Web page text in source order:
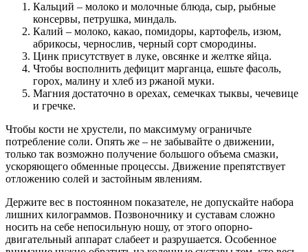
Кальций – молоко и молочные блюда, сыр, рыбные
консервы, петрушка, миндаль.
Калий – молоко, какао, помидоры, картофель, изюм,
абрикосы, чернослив, черный сорт смородины.
Цинк присутствует в луке, овсянке и желтке яйца.
Чтобы восполнить дефицит марганца, ешьте фасоль,
горох, малину и хлеб из ржаной муки.
Магния достаточно в орехах, семечках тыквы, чечевице
и гречке.
Чтобы кости не хрустели, по максимуму ограничьте
потребление соли. Опять же – не забывайте о движении,
только так возможно получение большого объема смазки,
ускоряющего обменные процессы. Движение препятствует
отложению солей и застойным явлениям.
Держите вес в постоянном показателе, не допускайте набора
лишних килограммов. Позвоночнику и суставам сложно
носить на себе непосильную ношу, от этого опорно-
двигательный аппарат слабеет и разрушается. Особенное